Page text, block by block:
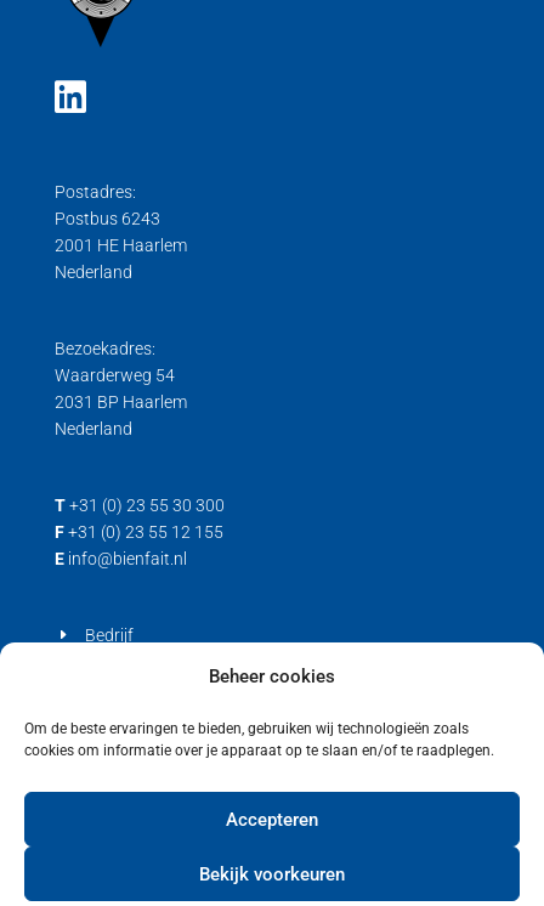
Beheer cookies
Om de beste ervaringen te bieden, gebruiken wij technologieën zoals
cookies om informatie over je apparaat op te slaan en/of te raadplegen.
Accepteren
Bekijk voorkeuren
Postadres:
Postbus 6243
2001 HE Haarlem
Nederland
Bezoekadres:
Waarderweg 54
2031 BP Haarlem
Nederland
T +31 (0) 23 55 30 300
F +31 (0) 23 55 12 155
E info@bienfait.nl
Bedrijf
Cookiebeleid (EU)